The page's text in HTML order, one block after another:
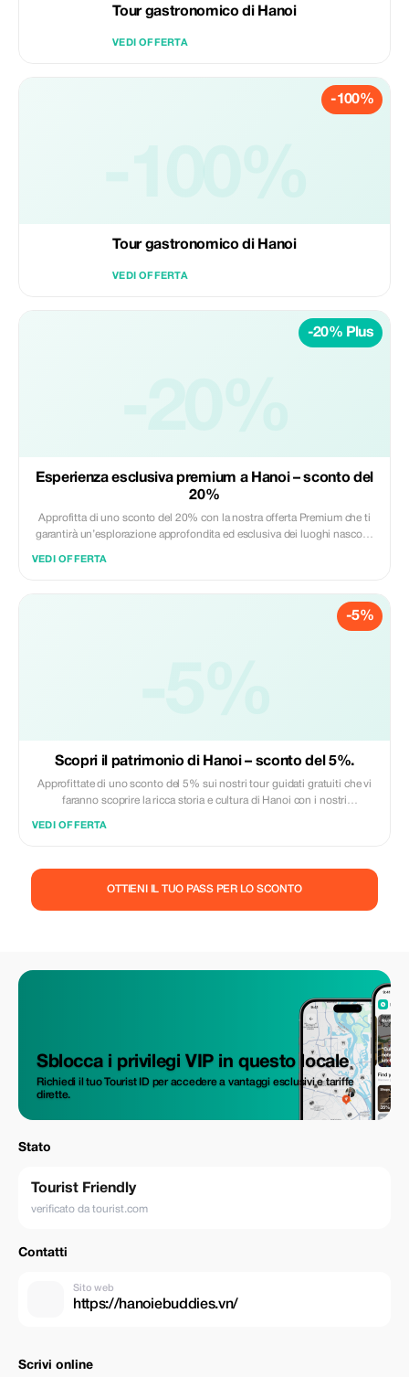
Tour gastronomico di Hanoi
VEDI OFFERTA
-100%
-100%
Tour gastronomico di Hanoi
VEDI OFFERTA
-20% Plus
Esperienza esclusiva premium a Hanoi – sconto del
20%
Approfitta di uno sconto del 20% con la nostra offerta Premium che ti
garantirà un’esplorazione approfondita ed esclusiva dei luoghi nascosti
VEDI OFFERTA
-5%
Scopri il patrimonio di Hanoi – sconto del 5%.
Approfittate di uno sconto del 5% sui nostri tour guidati gratuiti che vi
faranno scoprire la ricca storia e cultura di Hanoi con i nostri
VEDI OFFERTA
OTTIENI IL TUO PASS PER LO SCONTO
Sblocca i privilegi VIP in questo locale
Richiedi il tuo Tourist ID per accedere a vantaggi esclusivi e tariffe
dirette.
Stato
Tourist Friendly
verificato da tourist.com
Contatti
Sito web
https://hanoiebuddies.vn/
Scrivi online